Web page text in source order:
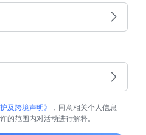
及跨境声明》
，同意相关个人信息
的范围内对活动进行解释。